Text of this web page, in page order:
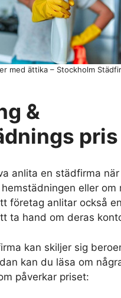
med ättika – Stockholm
&
pris
anlita en städfirma när
eller om
företag anlitar också en
ta hand om deras
kan skiljer sig
kan du läsa om
påverkar priset: